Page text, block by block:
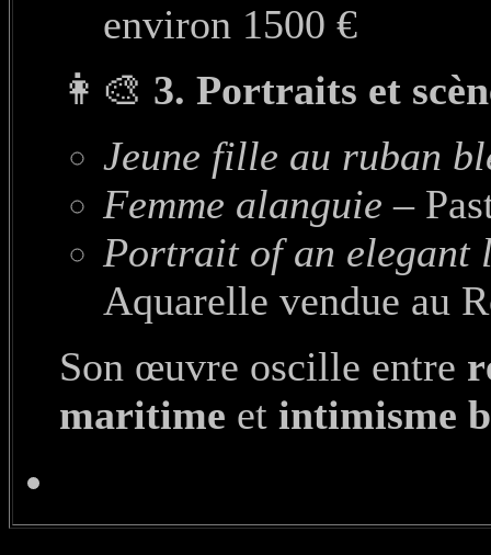
environ 1500 €
👩‍🎨 3. Portraits et
Jeune fille au ruban
Femme alanguie –
Portrait of an elegant
Aquarelle vendue au
Son œuvre oscille entre
maritime et intimisme